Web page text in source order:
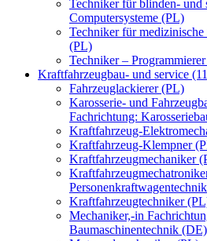
Techniker für blinden- und
Computersysteme (PL)
Techniker für
(PL)
Techniker –
Kraftfahrzeugbau- und service
Fahrzeuglackierer (PL)
Karosserie- und
Fachrichtung:
Kraftfahrzeug-
Kraftfahrzeug-Klempner
Kraftfahrzeugmechaniker
Kraftfahrzeugtechniker
Mechaniker,-in
Baumaschinentechnik (DE)